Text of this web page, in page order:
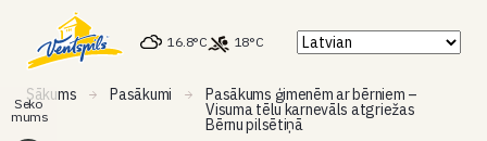
16.8°C 18°C
Sākums Pasākumi Pasākums ģimenēm ar bērniem –
Visuma tēlu karnevāls atgriežas
Bērnu pilsētiņā
Seko
mums